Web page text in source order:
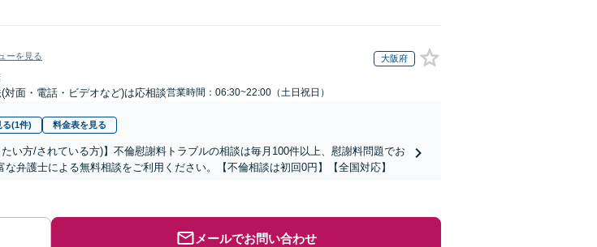
ーを見る 大阪府
対面・電話・ビデオなど)は応相談営業時間：06:30~22:00（土日祝日）
る(1件) 料金表を見る
い方/されている方)】不倫慰謝料トラブルの相談は毎月100件以上、慰謝料問題でお
弁護士による無料相談をご利用ください。【不倫相談は初回0円】【全国対応】
メールでお問い合わせ